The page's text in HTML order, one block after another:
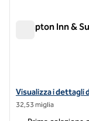
Hampton Inn &
Visualizza i dettagli
Visualizza i dettagli
32,53 miglia